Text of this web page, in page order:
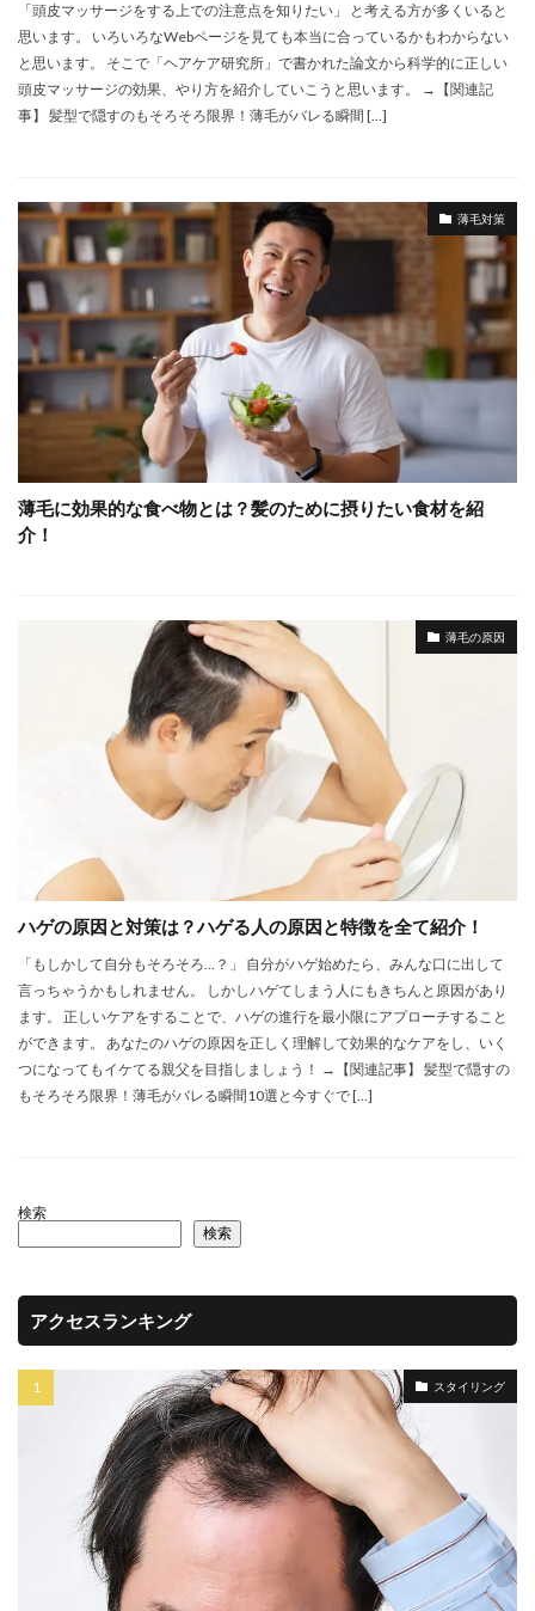
「頭皮マッサージをする上での注意点を知りたい」 と考える方が多くいると
思います。 いろいろなWebページを見ても本当に合っているかもわからない
と思います。 そこで「ヘアケア研究所」で書かれた論文から科学的に正しい
頭皮マッサージの効果、やり方を紹介していこうと思います。 →【関連記
事】 髪型で隠すのもそろそろ限界！薄毛がバレる瞬間 […]
薄毛対策
薄毛に効果的な食べ物とは？髪のために摂りたい食材を紹
介！
薄毛の原因
ハゲの原因と対策は？ハゲる人の原因と特徴を全て紹介！
「もしかして自分もそろそろ…？」 自分がハゲ始めたら、みんな口に出して
言っちゃうかもしれません。 しかしハゲてしまう人にもきちんと原因があり
ます。 正しいケアをすることで、ハゲの進行を最小限にアプローチすること
ができます。 あなたのハゲの原因を正しく理解して効果的なケアをし、いく
つになってもイケてる親父を目指しましょう！ →【関連記事】 髪型で隠すの
もそろそろ限界！薄毛がバレる瞬間10選と今すぐで […]
検索
検索
アクセスランキング
スタイリング